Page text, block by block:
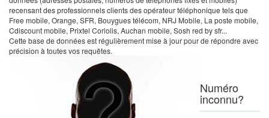
recensant des professionnels clients des opérateur téléphonique tels que
Free mobile, Orange, SFR, Bouygues télécom, NRJ Mobile, La poste mobile,
Cdiscount mobile, Prixtel Coriolis, Auchan mobile, Sosh red by sfr...
Cette base de données est régulièrement mise à jour pour de répondre avec
précision à toutes vos requêtes.
Numéro
inconnu?